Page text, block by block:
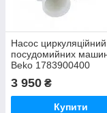
Насос
посудомийних
Beko 1783900400
3 950 ₴
Купити